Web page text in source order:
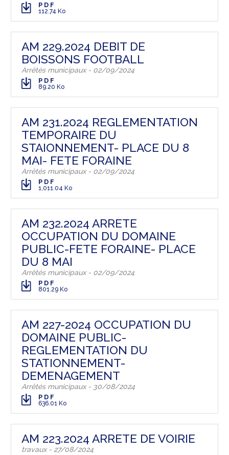
PDF
112.74 Ko
AM 229.2024 DEBIT DE
BOISSONS FOOTBALL
Arrêtés municipaux - 02/09/2024
PDF
89.20 Ko
AM 231.2024 REGLEMENTATION
TEMPORAIRE DU
STAIONNEMENT- PLACE DU 8
MAI- FETE FORAINE
Arrêtés municipaux - 02/09/2024
PDF
1,011.04 Ko
AM 232.2024 ARRETE
OCCUPATION DU DOMAINE
PUBLIC-FETE FORAINE- PLACE
DU 8 MAI
Arrêtés municipaux - 02/09/2024
PDF
801.29 Ko
AM 227-2024 OCCUPATION DU
DOMAINE PUBLIC-
REGLEMENTATION DU
STATIONNEMENT-
DEMENAGEMENT
Arrêtés municipaux - 30/08/2024
PDF
636.01 Ko
AM 223.2024 ARRETE DE VOIRIE
travaux - 27/08/2024